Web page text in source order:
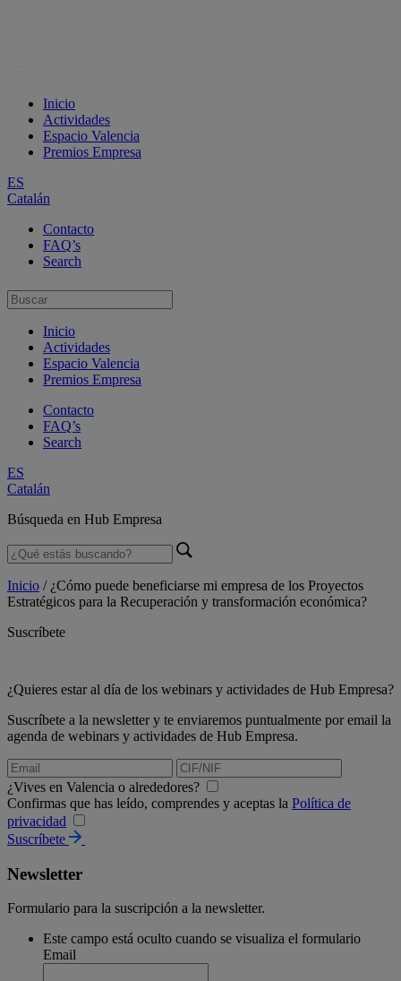
Inicio
Actividades
Espacio Valencia
Premios Empresa
ES
Catalán
Contacto
FAQ’s
Search
Inicio
Actividades
Espacio Valencia
Premios Empresa
Contacto
FAQ’s
Search
ES
Catalán
Búsqueda en Hub Empresa
Inicio / ¿Cómo puede beneficiarse mi empresa de los Proyectos
Estratégicos para la Recuperación y transformación económica?
Suscríbete
¿Quieres estar al día de los webinars y actividades de Hub Empresa?
Suscríbete a la newsletter y te enviaremos puntualmente por email la
agenda de webinars y actividades de Hub Empresa.
¿Vives en Valencia o alrededores?
Confirmas que has leído, comprendes y aceptas la Política de
privacidad
Suscríbete
Newsletter
Formulario para la suscripción a la newsletter.
Este campo está oculto cuando se visualiza el formulario
Email